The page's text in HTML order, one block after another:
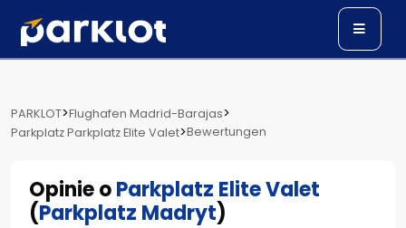
PARKLOT>Flughafen Madrid-Barajas>
Parkplatz Parkplatz Elite Valet>Bewertungen
Opinie oParkplatz Elite Valet
(Parkplatz Madryt)